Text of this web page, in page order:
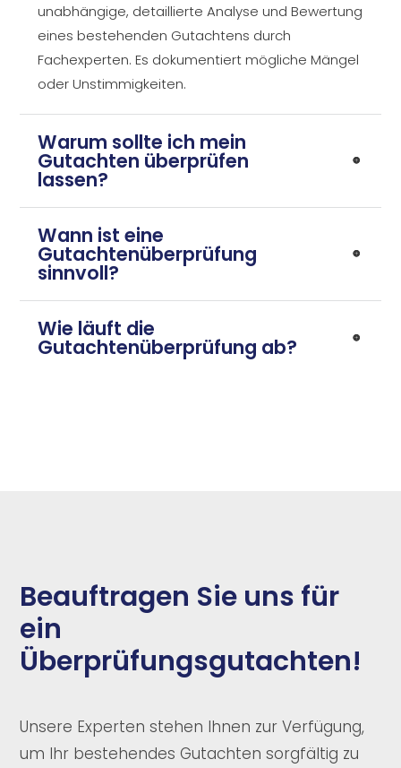
unabhängige, detaillierte Analyse und Bewertung
eines bestehenden Gutachtens durch
Fachexperten. Es dokumentiert mögliche Mängel
oder Unstimmigkeiten.
Warum sollte ich mein
Gutachten überprüfen
lassen?
Wann ist eine
Gutachtenüberprüfung
sinnvoll?
Wie läuft die
Gutachtenüberprüfung ab?
Beauftragen Sie uns für
ein
Überprüfungsgutachten!
Unsere Experten stehen Ihnen zur Verfügung,
um Ihr bestehendes Gutachten sorgfältig zu